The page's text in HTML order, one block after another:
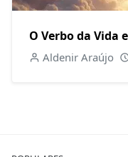
O Verbo da Vida
Aldenir Araújo